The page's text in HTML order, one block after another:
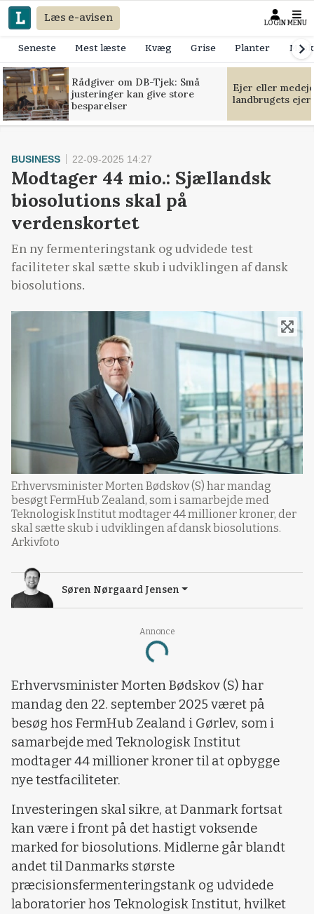
Læs e-avisen LOGIN MENU
Seneste Mest læste Kvæg Grise Planter
Rådgiver om DB-Tjek: Små
justeringer kan give store
besparelser
Ejer eller
landbrugets
Annonce
Loading...
BUSINESS 22-09-2025 14:27
Modtager 44 mio.: Sjællandsk
biosolutions skal på
verdenskortet
En ny fermenteringstank og udvidede test
faciliteter skal sætte skub i udviklingen af dansk
biosolutions.
Erhvervsminister Morten Bødskov (S) har mandag
besøgt FermHub Zealand, som i samarbejde med
Teknologisk Institut modtager 44 millioner kroner, der
skal sætte skub i udviklingen af dansk biosolutions.
Arkivfoto
Søren Nørgaard Jensen
Erhvervsminister Morten Bødskov (S) har
mandag den 22. september 2025 været på
besøg hos FermHub Zealand i Gørlev, som i
samarbejde med Teknologisk Institut
modtager 44 millioner kroner til at opbygge
nye testfaciliteter.
Investeringen skal sikre, at Danmark fortsat
kan være i front på det hastigt voksende
marked for biosolutions. Midlerne går blandt
andet til Danmarks største
præcisionsfermenteringstank og udvidede
laboratorier hos Teknologisk Institut, hvilket